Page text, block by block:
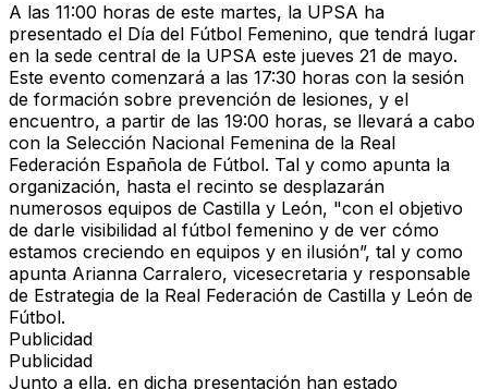
A las 11:00 horas de este martes, la UPSA ha
presentado el Día del Fútbol Femenino, que tendrá lugar
en la sede central de la UPSA este jueves 21 de mayo.
Este evento comenzará a las 17:30 horas con la sesión
de formación sobre prevención de lesiones, y el
encuentro, a partir de las 19:00 horas, se llevará a cabo
con la Selección Nacional Femenina de la Real
Federación Española de Fútbol. Tal y como apunta la
organización, hasta el recinto se desplazarán
numerosos equipos de Castilla y León, "con el objetivo
de darle visibilidad al fútbol femenino y de ver cómo
estamos creciendo en equipos y en ilusión”, tal y como
apunta Arianna Carralero, vicesecretaria y responsable
de Estrategia de la Real Federación de Castilla y León de
Fútbol.
Publicidad
Publicidad
Junto a ella, en dicha presentación han estado